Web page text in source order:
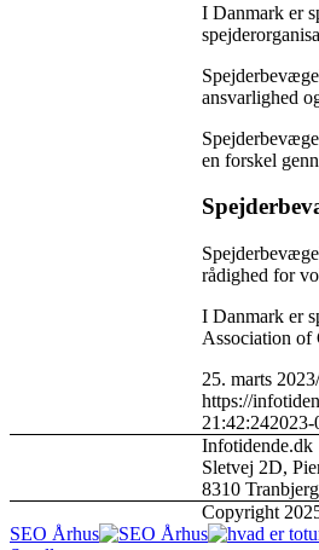
I Danmark er
ansvarlighed
en forskel
rådighed for
I Danmark er
Association of
25. marts 2023/
https://
21:42:242023-
Infotidende.dk
Sletvej 2D,
8310 Tranbjerg
Copyright
SEO Århus